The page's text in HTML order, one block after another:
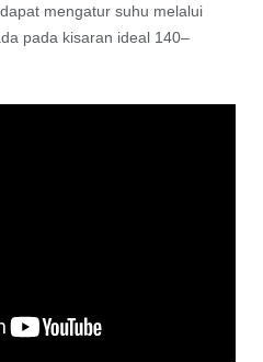
mengatur suhu melalui
pada kisaran ideal 140–